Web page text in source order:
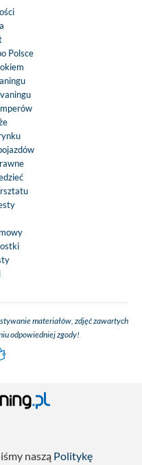
Polsce
materiałów, zdjęć zawartych
odpowiedniej zgody!
naszą Politykę